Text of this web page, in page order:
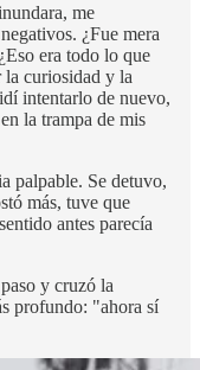
me
¿Fue mera
era todo lo que
la curiosidad y la
intentarlo de nuevo,
la trampa de mis
palpable. Se detuvo,
más, tuve que
antes parecía
y cruzó la
profundo: "ahora sí